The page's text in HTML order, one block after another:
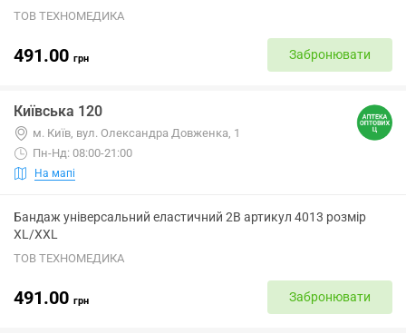
ТОВ ТЕХНОМЕДИКА
491.00 грн Забронювати
Київська 120
м. Київ, вул. Олександра Довженка, 1
Пн-Нд: 08:00-21:00
На мапі
Бандаж універсальний еластичний 2B артикул 4013 розмір
XL/XXL
ТОВ ТЕХНОМЕДИКА
491.00 грн Забронювати